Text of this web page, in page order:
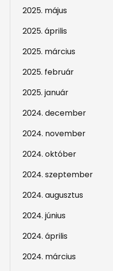
2025. május
2025. április
2025. március
2025. február
2025. január
2024. december
2024. november
2024. október
2024. szeptember
2024. augusztus
2024. június
2024. április
2024. március